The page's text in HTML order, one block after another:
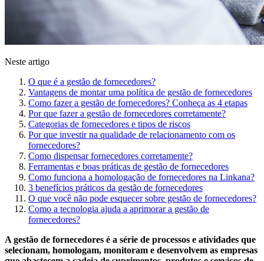
Neste artigo
O que é a gestão de fornecedores?
Vantagens de montar uma política de gestão de fornecedores
Como fazer a gestão de fornecedores? Conheça as 4 etapas
Por que fazer a gestão de fornecedores corretamente?
Categorias de fornecedores e tipos de riscos
Por que investir na qualidade de relacionamento com os
fornecedores?
Como dispensar fornecedores corretamente?
Ferramentas e boas práticas de gestão de fornecedores
Como funciona a homologação de fornecedores na Linkana?
3 benefícios práticos da gestão de fornecedores
O que você não pode esquecer sobre gestão de fornecedores?
Como a tecnologia ajuda a aprimorar a gestão de
fornecedores?
A gestão de fornecedores é a série de processos e atividades que
selecionam, homologam, monitoram e desenvolvem as empresas